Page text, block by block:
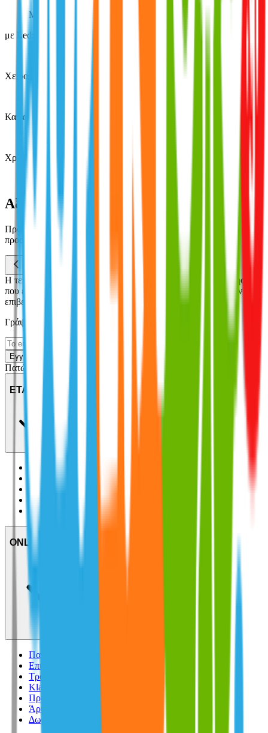
Μπρελόκ
με Led
Χειροποίητο
Κατασκευαστής
Polo
Χρώμα
Μαύρο
Αξιολογήσεις
Προς το παρόν δεν υπάρχουν άλλες αξιολογήσεις. Όταν
προστεθούν, θα εμφανιστούν εδώ.
Η τελική βαθμολογία βασίζεται αποκλειστικά σε κριτικές χρηστών
που έχουν πραγματοποιήσει αγορά μέσω SHOPFLIX ή έχουν
επιβεβαιώσει την αγορά τους.
Γράψου στο Νewsletter μας για νέα & προσφορές!
Εγγραφή
Πατώντας «Εγγραφή» αποδέχεσαι τους
ΕΤΑΙΡΕΙΑ
Σχετικά με εμάς
Ευκαιρίες καριέρας
Συνεργαζόμενα καταστήματα
SHOPFLIX B2B
ONLINE ΑΓΟΡΕΣ
Παραδόσεις
Επιστροφές προϊόντων
Τρόποι πληρωμής
Klarna
Προστασία αγορών
Άρθρο 39
Δωροκάρτες SHOPFLIX